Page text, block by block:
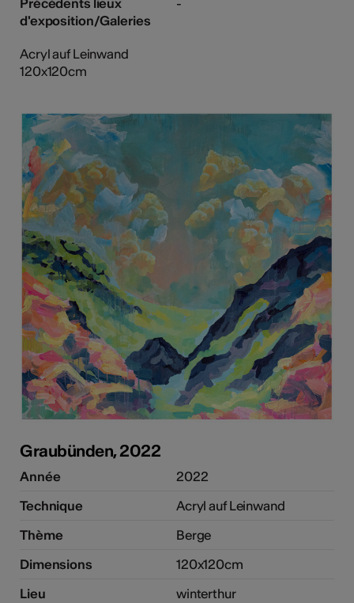
d'exposition/Galeries
Acryl auf Leinwand
120x120cm
Graubünden, 2022
Année
2022
Technique
Acryl auf Leinwand
Thème
Berge
Dimensions
120x120cm
Lieu
winterthur